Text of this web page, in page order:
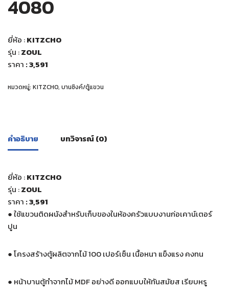
4080
ยี่ห้อ :KITZCHO
รุ่น :ZOUL
ราคา : 3,591
หมวดหมู่: KITZCHO, บานซิงค์/ตู้แขวน
คำอธิบาย บทวิจารณ์ (0)
ยี่ห้อ :KITZCHO
รุ่น :ZOUL
ราคา : 3,591
●ใช้แขวนติดผนังสำหรับเก็บของในห้องครัวแบบงานก่อเคาน์เตอร์
ปูน
●โครงสร้างตู้ผลิตจากไม้ 100 เปอร์เซ็น เนื้อหนา แข็งแรง คงทน
● หน้าบานตู้ทำจากไม้ MDF อย่างดี ออกแบบให้ทันสมัยส เรียบหรู